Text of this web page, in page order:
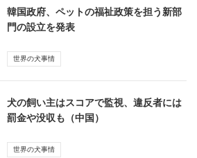
韓国政府、ペットの福祉政策を担う新部
門の設立を発表
世界の犬事情
犬の飼い主はスコアで監視、違反者には
罰金や没収も（中国）
世界の犬事情